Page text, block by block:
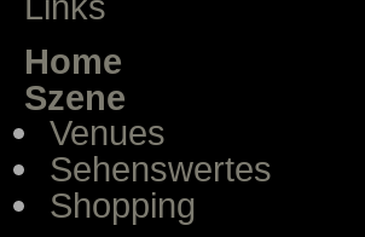
Home
Szene
Venues
Sehenswertes
Shopping